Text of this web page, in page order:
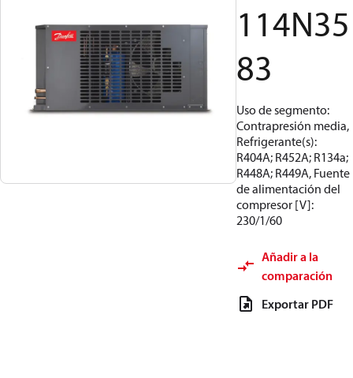
114N35
83
Uso de segmento:
Contrapresión media,
Refrigerante(s):
R404A; R452A; R134a;
R448A; R449A, Fuente
de alimentación del
compresor [V]:
230/1/60
Añadir a la
comparación
Exportar PDF